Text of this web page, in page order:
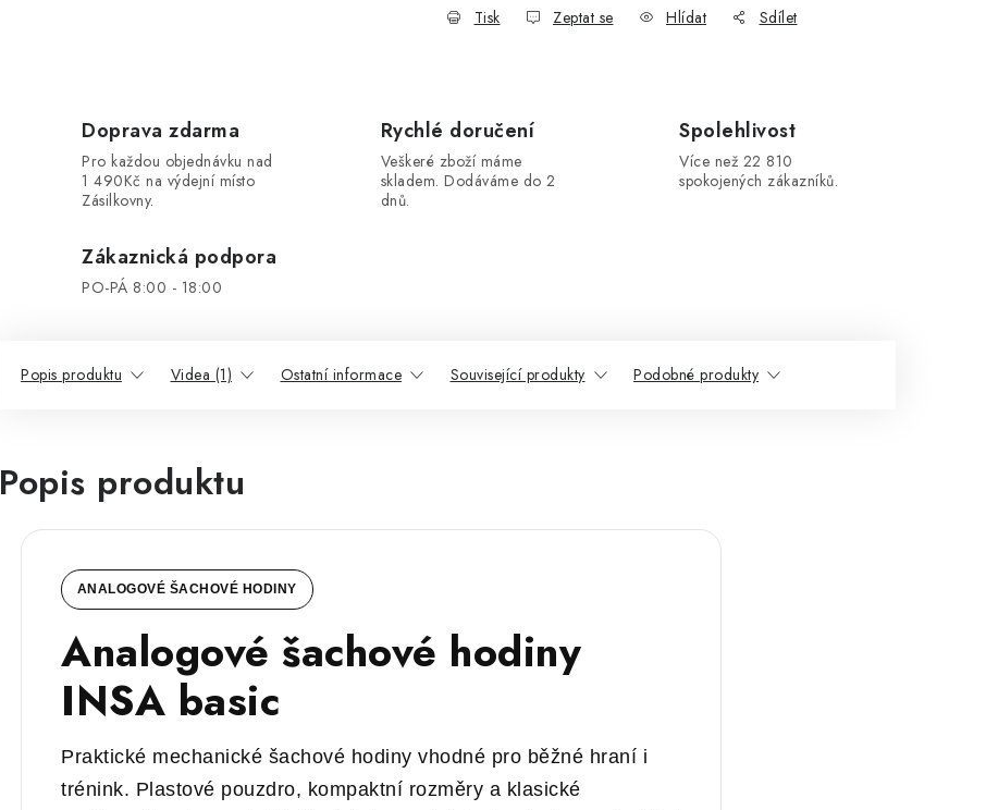
Tisk Zeptat se Hlídat Sdílet
Doprava zdarma
Pro každou objednávku nad
1 490Kč na výdejní místo
Zásilkovny.
Rychlé doručení
Veškeré zboží máme
skladem. Dodáváme do 2
dnů.
Spolehlivost
Více než 22 810
spokojených zákazníků.
Zákaznická podpora
PO-PÁ 8:00 - 18:00
Popis produktu Videa (1) Ostatní informace Související produkty Podobné produkty
Popis produktu
ANALOGOVÉ ŠACHOVÉ HODINY
Analogové šachové hodiny
INSA basic
Praktické mechanické šachové hodiny vhodné pro běžné hraní i
trénink. Plastové pouzdro, kompaktní rozměry a klasické